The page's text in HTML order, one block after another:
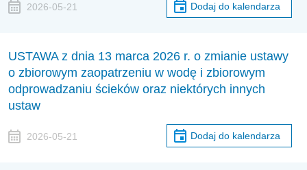
2026-05-21 Dodaj do kalendarza
USTAWA z dnia 13 marca 2026 r. o zmianie ustawy
o zbiorowym zaopatrzeniu w wodę i zbiorowym
odprowadzaniu ścieków oraz niektórych innych
ustaw
2026-05-21 Dodaj do kalendarza